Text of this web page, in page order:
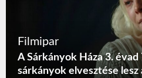
Filmipar
A Sárkányok Háza 3. évad
sárkányok elvesztése lesz